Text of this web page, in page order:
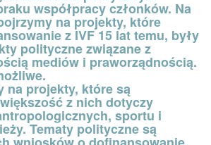
współpracy członków. Na
na projekty, które
z IVF 15 lat temu, były
polityczne związane z
mediów i praworządnością.
na projekty, które są
z nich dotyczy
sportu i
Tematy polityczne są